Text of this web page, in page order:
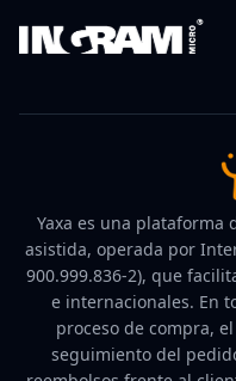
Yaxa es una plataforma
asistida, operada por
900.999.836-2), que
e internacionales. En
proceso de compra,
seguimiento del